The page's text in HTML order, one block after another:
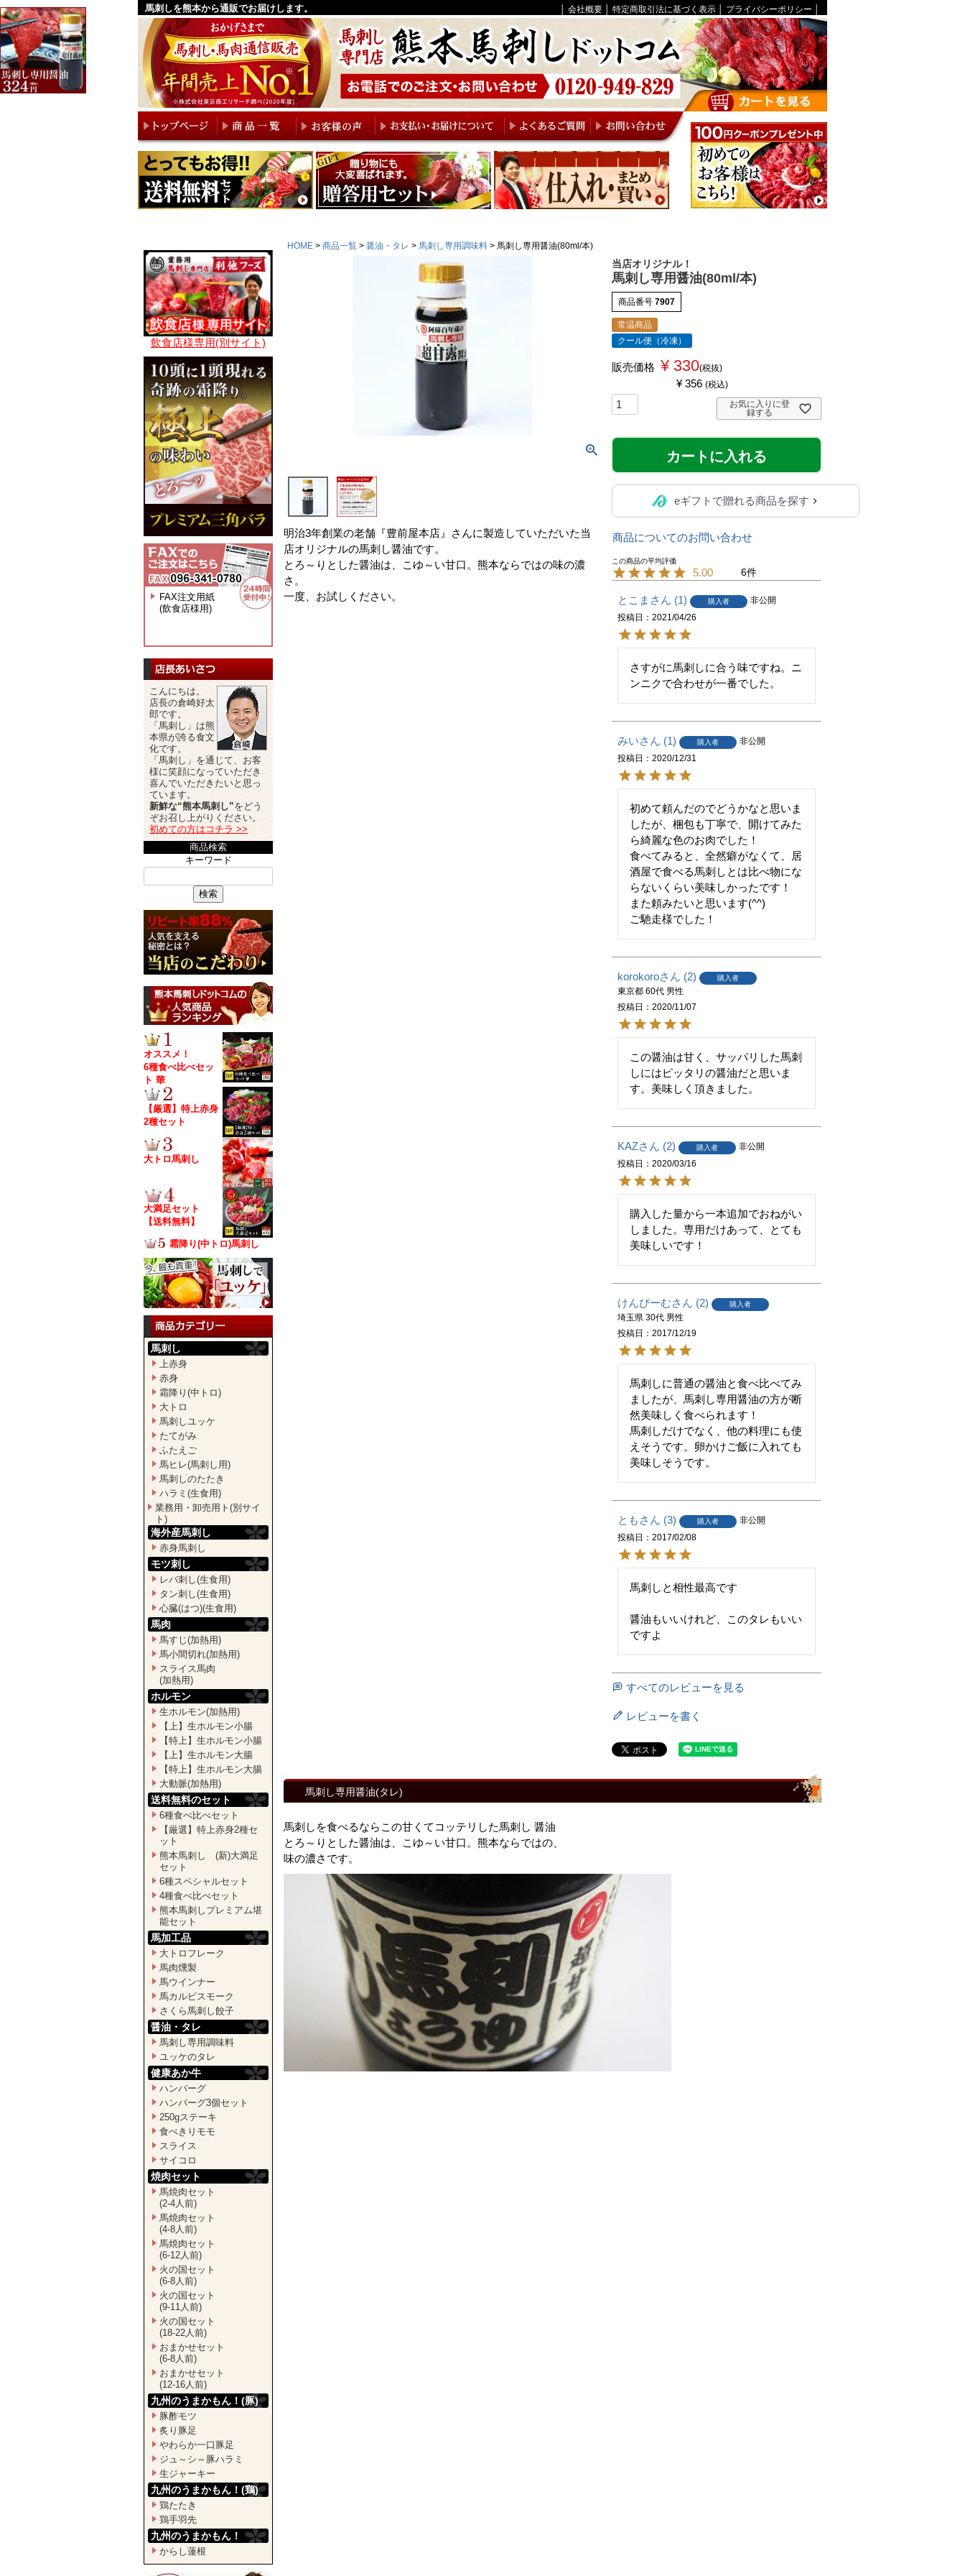
馬刺しを熊本から通販でお届けします。 会社概要 特定商取引法に基づく表示 プライバシーポリシー
飲食店様専用(別サイト)
FAX注文用紙
(飲食店様用)
こんにちは。
店長の倉崎好太
郎です。
「馬刺し」は熊
本県が誇る食文
化です。
「馬刺し」を通じて、お客
様に笑顔になっていただき
喜んでいただきたいと思っ
ています。
新鮮な“熊本馬刺し”をどう
ぞお召し上がりください。
初めての方はコチラ >>
商品検索
キーワード
検索
オススメ！
6種食べ比べセッ
ト 華
【厳選】特上赤身
2種セット
大トロ馬刺し
大満足セット
【送料無料】
霜降り(中トロ)馬刺し
馬刺し
上赤身
赤身
霜降り(中トロ)
大トロ
馬刺しユッケ
たてがみ
ふたえご
馬ヒレ(馬刺し用)
馬刺しのたたき
ハラミ(生食用)
業務用・卸売用ト(別サイ
ト)
海外産馬刺し
赤身馬刺し
モツ刺し
レバ刺し(生食用)
タン刺し(生食用)
心臓(はつ)(生食用)
馬肉
馬すじ(加熱用)
馬小間切れ(加熱用)
スライス馬肉
(加熱用)
ホルモン
生ホルモン(加熱用)
【上】生ホルモン小腸
【特上】生ホルモン小腸
【上】生ホルモン大腸
【特上】生ホルモン大腸
大動脈(加熱用)
送料無料のセット
6種食べ比べセット
【厳選】特上赤身2種セ
ット
熊本馬刺し (新)大満足
セット
6種スペシャルセット
4種食べ比べセット
熊本馬刺しプレミアム堪
能セット
馬加工品
大トロフレーク
馬肉燻製
馬ウインナー
馬カルピスモーク
さくら馬刺し餃子
醤油・タレ
馬刺し専用調味料
ユッケのタレ
健康あか牛
ハンバーグ
ハンバーグ3個セット
250gステーキ
食べきりモモ
スライス
サイコロ
焼肉セット
馬焼肉セット
(2-4人前)
馬焼肉セット
(4-8人前)
馬焼肉セット
(6-12人前)
火の国セット
(6-8人前)
火の国セット
(9-11人前)
火の国セット
(18-22人前)
おまかせセット
(6-8人前)
おまかせセット
(12-16人前)
九州のうまかもん！(豚)
豚酢モツ
炙り豚足
やわらか一口豚足
ジュ～シ～豚ハラミ
生ジャーキー
九州のうまかもん！(鶏)
鶏たたき
鶏手羽先
九州のうまかもん！
からし蓮根
HOME 商品一覧 醤油・タレ 馬刺し専用調味料 馬刺し専用醤油(80ml/本)
明治3年創業の老舗『豊前屋本店』さんに製造していただいた当
店オリジナルの馬刺し醤油です。
とろ～りとした醤油は、こゆ～い甘口。熊本ならではの味の濃
さ。
一度、お試しください。
当店オリジナル！
馬刺し専用醤油(80ml/本)
商品番号 7907
常温商品
クール便（冷凍）
販売価格 ¥ 330 税抜
¥ 356 税込
お気に入りに登
録する
カートに入れる
eギフトで贈れる商品を探す
商品についてのお問い合わせ
5.00 6
とこま 1 購入者
非公開
投稿日
2021/04/26
さすがに馬刺しに合う味ですね。ニ
ンニクで合わせが一番でした。
みい 1 購入者
非公開
投稿日
2020/12/31
初めて頼んだのでどうかなと思いま
したが、梱包も丁寧で、開けてみた
ら綺麗な色のお肉でした！
食べてみると、全然癖がなくて、居
酒屋で食べる馬刺しとは比べ物にな
らないくらい美味しかったです！
また頼みたいと思います(^^)
ご馳走様でした！
korokoro 2 購入者
東京都 60代 男性
投稿日
2020/11/07
この醤油は甘く、サッパリした馬刺
しにはピッタリの醤油だと思いま
す。美味しく頂きました。
KAZ 2 購入者
非公開
投稿日
2020/03/16
購入した量から一本追加でおねがい
しました。専用だけあって、とても
美味しいです！
けんぴーむ 2 購入者
埼玉県 30代 男性
投稿日
2017/12/19
馬刺しに普通の醤油と食べ比べてみ
ましたが、馬刺し専用醤油の方が断
然美味しく食べられます！
馬刺しだけでなく、他の料理にも使
えそうです。卵かけご飯に入れても
美味しそうです。
とも 3 購入者
非公開
投稿日
2017/02/08
馬刺しと相性最高です
醤油もいいけれど、このタレもいい
すべてのレビューを見る
レビューを書く
馬刺し専用醤油(タレ)
馬刺しを食べるならこの甘くてコッテリした馬刺し 醤油
とろ～りとした醤油は、こゆ～い甘口。熊本ならではの、
味の濃さです。